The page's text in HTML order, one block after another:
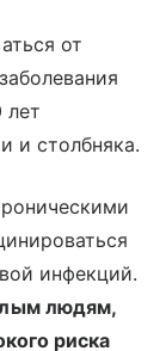
от
лет
и столбняка.
инфекций.
людям,
риска